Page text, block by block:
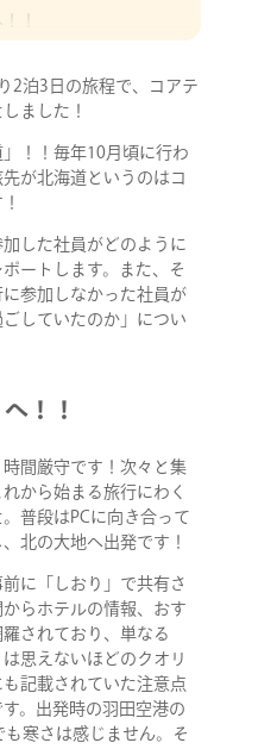
！
チひとり旅」
る可能性
2泊3日の旅程で、コアテ
ました！
！！毎年10月頃に行わ
が北海道というのはコ
した社員がどのように
ートします。また、そ
参加しなかった社員が
していたのか」につい
！！
間厳守です！次々と集
から始まる旅行にわく
普段はPCに向き合って
北の大地へ出発です！
に「しおり」で共有さ
らホテルの情報、おす
されており、単なる
思えないほどのクオリ
記載されていた注意点
。出発時の羽田空港の
寒さは感じません。そ